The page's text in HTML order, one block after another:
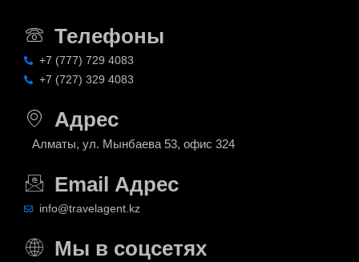
Телефоны
+7 (777) 729 4083
+7 (727) 329 4083
Адрес
Алматы, ул. Мынбаева 53, офис 324
Email Адрес
info@travelagent.kz
Мы в соцсетях